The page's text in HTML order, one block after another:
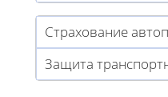
Страхование
Защита